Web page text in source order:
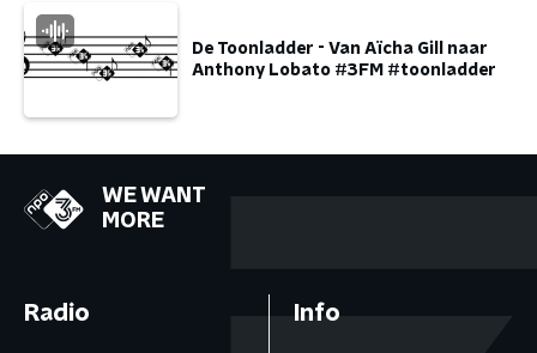
De Toonladder - Van Aïcha Gill naar
Anthony Lobato #3FM #toonladder
WE WANT
MORE
Radio Info